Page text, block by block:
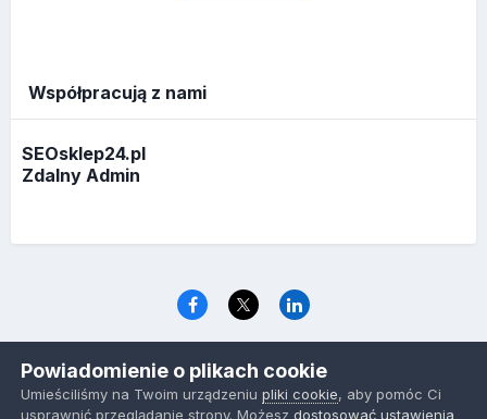
Współpracują z nami
SEOsklep24.pl
Zdalny Admin
www.optymalizacja.com
Powered by Invision Community
Powiadomienie o plikach cookie
Umieściliśmy na Twoim urządzeniupliki cookie, aby pomóc Ci
usprawnić przeglądanie strony. Możeszdostosować ustawienia